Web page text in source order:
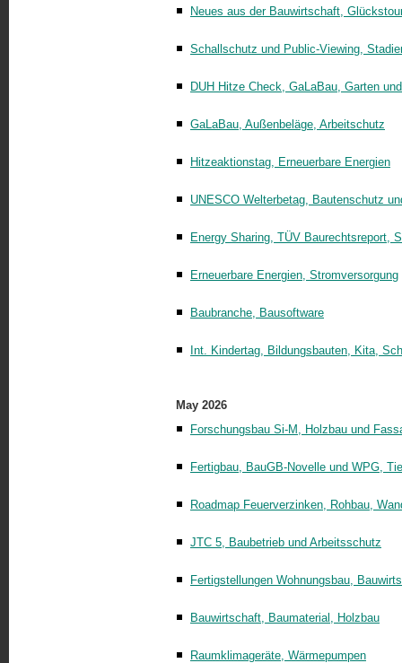
Neues aus der Bauwirtschaft,
Schallschutz und Public-Viewing,
DUH Hitze Check, GaLaBau, Garten
GaLaBau, Außenbeläge, Arbeitschutz
Hitzeaktionstag, Erneuerbare Energien
UNESCO Welterbetag, Bautenschutz
Energy Sharing, TÜV Baurechtsreport,
Erneuerbare Energien, Stromversorgung
Baubranche, Bausoftware
Int. Kindertag, Bildungsbauten, Kita,
May 2026
Forschungsbau Si-M, Holzbau und
Fertigbau, BauGB-Novelle und WPG,
Roadmap Feuerverzinken, Rohbau,
JTC 5, Baubetrieb und Arbeitsschutz
Fertigstellungen Wohnungsbau,
Bauwirtschaft, Baumaterial, Holzbau
Raumklimageräte, Wärmepumpen